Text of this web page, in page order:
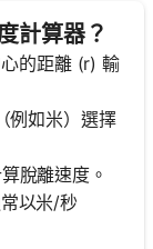
計算器？
的距離 (r) 輸
例如米）選擇
脫離速度。
以米/秒